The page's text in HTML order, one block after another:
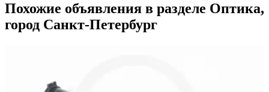
Похожие объявления в разделе Оптика,
город Санкт-Петербург